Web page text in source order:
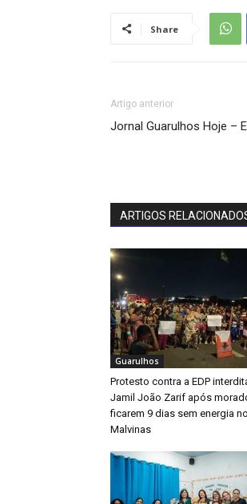
Share
Artigo anterior
Jornal Guarulhos Hoje –
ARTIGOS
Guarulhos
Protesto contra a EDP
Jamil João Zarif após
ficarem 9 dias sem energia no
Malvinas